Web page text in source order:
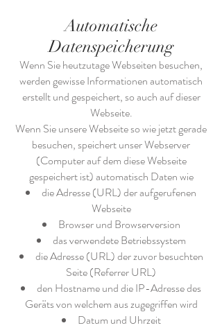
Automatische
Datenspeicherung
Wenn Sie heutzutage Webseiten besuchen,
werden gewisse Informationen automatisch
erstellt und gespeichert, so auch auf dieser
Webseite.
Wenn Sie unsere Webseite so wie jetzt gerade
besuchen, speichert unser Webserver
(Computer auf dem diese Webseite
gespeichert ist) automatisch Daten wie
die Adresse (URL) der aufgerufenen
Webseite
Browser und Browserversion
das verwendete Betriebssystem
die Adresse (URL) der zuvor besuchten
Seite (Referrer URL)
den Hostname und die IP-Adresse des
Geräts von welchem aus zugegriffen wird
Datum und Uhrzeit